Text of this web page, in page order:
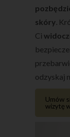
skóry.
Ci
odzyskaj
Umów
wizytę